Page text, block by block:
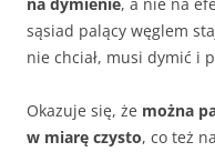
sąsiad palący węglem
nie chciał, musi dymić i
Okazuje się, że można
w miarę czysto, co też